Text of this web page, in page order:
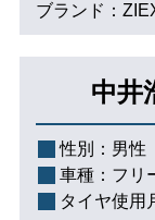
ブランド：
中井
性別： 男性
車種： フリ
タイヤ使用